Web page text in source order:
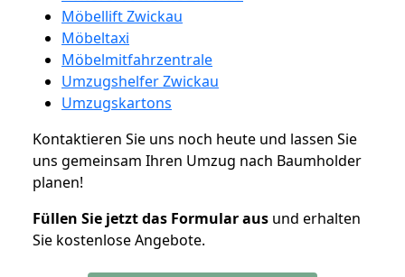
Möbellift Zwickau
Möbeltaxi
Möbelmitfahrzentrale
Umzugshelfer Zwickau
Umzugskartons
Kontaktieren Sie uns noch heute und lassen Sie
uns gemeinsam Ihren Umzug nach Baumholder
planen!
Füllen Sie jetzt das Formular aus und erhalten
Sie kostenlose Angebote.